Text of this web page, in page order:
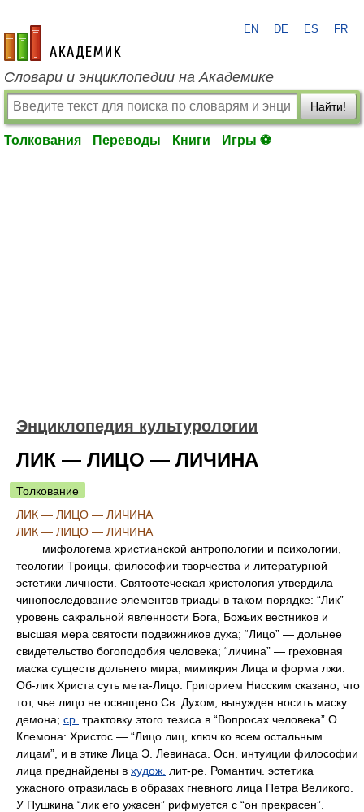
academic.ru
EN DE ES FR
Словари и энциклопедии на Академике
Найти!
Толкования Переводы Книги Игры ⚽
Энциклопедия культурологии
ЛИК — ЛИЦО — ЛИЧИНА
Толкование
ЛИК — ЛИЦО — ЛИЧИНА
ЛИК — ЛИЦО — ЛИЧИНА
мифологема христианской антропологии и психологии,
теологии Троицы, философии творчества и литературной
эстетики личности. Святоотеческая христология утвердила
чинопоследование элементов триады в таком порядке: “Лик” —
уровень сакральной явленности Бога, Божьих вестников и
высшая мера святости подвижников духа; “Лицо” — дольнее
свидетельство богоподобия человека; “личина” — греховная
маска существ дольнего мира, мимикрия Лица и форма лжи.
Об-лик Христа суть мета-Лицо. Григорием Нисским сказано, что
тот, чье лицо не освящено Св. Духом, вынужден носить маску
демона; ср. трактовку этого тезиса в “Вопросах человека” О.
Клемона: Христос — “Лицо лиц, ключ ко всем остальным
лицам”, и в этике Лица Э. Левинаса. Осн. интуиции философии
лица преднайдены в худож. лит-ре. Романтич. эстетика
ужасного отразилась в образах гневного лица Петра Великого.
У Пушкина “лик его ужасен” рифмуется с “он прекрасен”.